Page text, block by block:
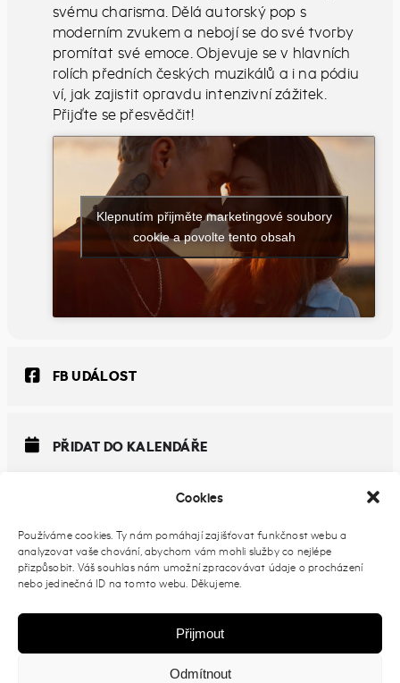
Cookies
Používáme cookies. Ty nám pomáhají zajišťovat funkčnost webu a
analyzovat vaše chování, abychom vám mohli služby co nejlépe
přizpůsobit. Váš souhlas nám umožní zpracovávat údaje o procházení
nebo jedinečná ID na tomto webu. Děkujeme.
Přijmout
Odmítnout
svému charisma. Dělá autorský pop s
moderním zvukem a nebojí se do své tvorby
promítat své emoce. Objevuje se v hlavních
rolích předních českých muzikálů a i na pódiu
ví, jak zajistit opravdu intenzivní zážitek.
Přijďte se přesvědčit!
Klepnutím přijměte marketingové soubory
cookie a povolte tento obsah
FB UDÁLOST
PŘIDAT DO KALENDÁŘE